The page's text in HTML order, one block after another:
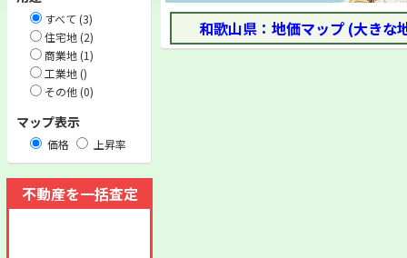
すべて (3)
住宅地 (2)
商業地 (1)
工業地 ()
その他 (0)
マップ表示
価格 上昇率
不動産を一括査定
和歌山県：地価マップ (大きな